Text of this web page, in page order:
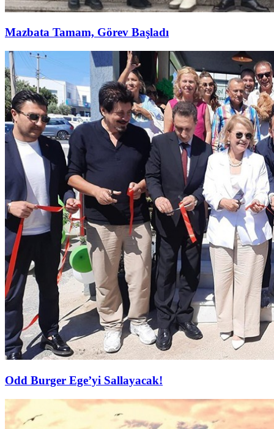
Mazbata Tamam, Görev Başladı
Odd Burger Ege’yi Sallayacak!